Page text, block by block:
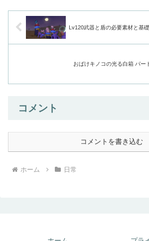
Lv120武器と盾の必要素材と基
おばけキノコの光る白箱 パー
コメント
コメントを書き込む
ホーム 日常